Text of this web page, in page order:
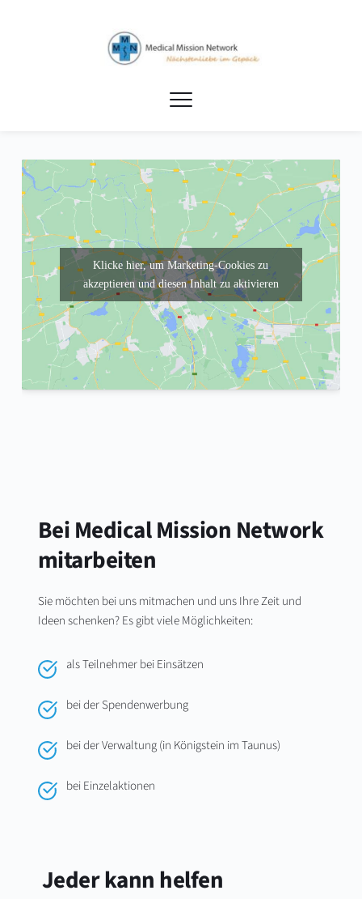
Bei Medical Mission Network
mitarbeiten
Sie möchten bei uns mitmachen und uns Ihre Zeit und
Ideen schenken? Es gibt viele Möglichkeiten:
als Teilnehmer bei Einsätzen
bei der Spendenwerbung
bei der Verwaltung (in Königstein im Taunus)
bei Einzelaktionen
Klicke hier, um Marketing-Cookies zu
akzeptieren und diesen Inhalt zu aktivieren
Jeder kann helfen